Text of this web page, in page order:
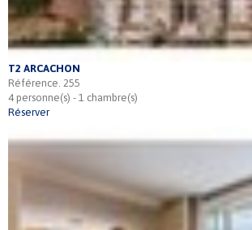
T2 ARCACHON
Référence. 255
4 personne(s) - 1 chambre(s)
Réserver